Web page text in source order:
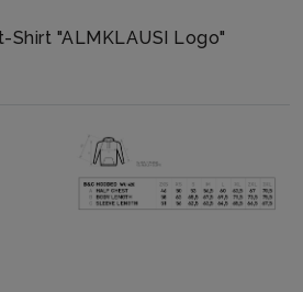
Shirt "ALMKLAUSI Logo"